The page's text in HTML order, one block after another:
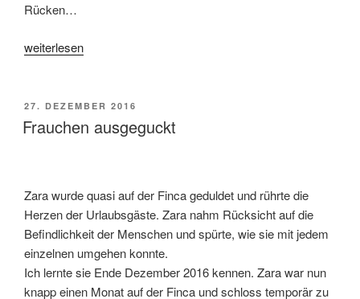
Rücken…
„Der
ist
ernüchternd“
weiterlesen
VERÖFFENTLICHT
AM
27. DEZEMBER 2016
Frauchen ausgeguckt
Zara wurde quasi auf der Finca geduldet und rührte die
Herzen der Urlaubsgäste. Zara nahm Rücksicht auf die
Befindlichkeit der Menschen und spürte, wie sie mit jedem
einzelnen umgehen konnte.
Ich lernte sie Ende Dezember 2016 kennen. Zara war nun
knapp einen Monat auf der Finca und schloss temporär zu